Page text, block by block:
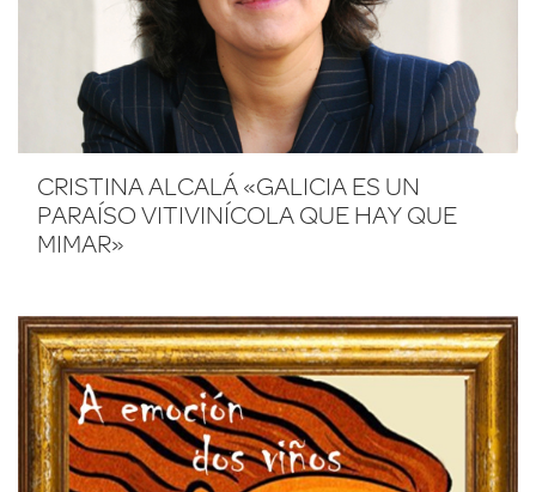
CRISTINA ALCALÁ «GALICIA ES UN
PARAÍSO VITIVINÍCOLA QUE HAY QUE
MIMAR»